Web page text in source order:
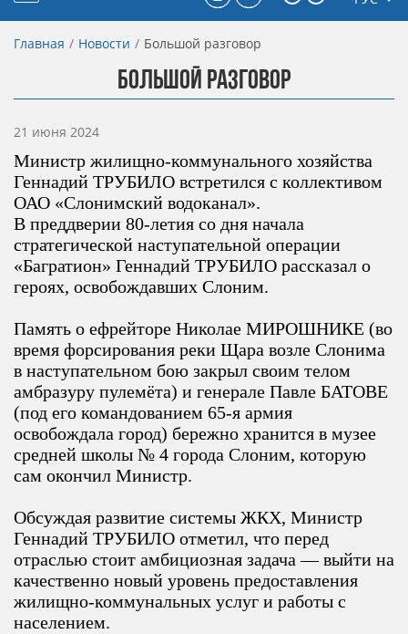
Главная Новости Большой разговор
БОЛЬШОЙ РАЗГОВОР
Информация о материале
21 июня 2024
Министр жилищно-коммунального хозяйства
Геннадий ТРУБИЛО встретился с коллективом
ОАО «Слонимский водоканал».
В преддверии 80-летия со дня начала
стратегической наступательной операции
«Багратион» Геннадий ТРУБИЛО рассказал о
героях, освобождавших Слоним.
Память о ефрейторе Николае МИРОШНИКЕ (во
время форсирования реки Щара возле Слонима
в наступательном бою закрыл своим телом
амбразуру пулемёта) и генерале Павле БАТОВЕ
(под его командованием 65-я армия
освобождала город) бережно хранится в музее
средней школы № 4 города Слоним, которую
сам окончил Министр.
Обсуждая развитие системы ЖКХ, Министр
Геннадий ТРУБИЛО отметил, что перед
отраслью стоит амбициозная задача — выйти на
качественно новый уровень предоставления
жилищно-коммунальных услуг и работы с
населением.